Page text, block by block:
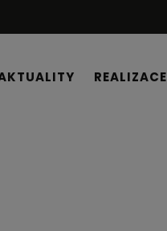
REALIZACE